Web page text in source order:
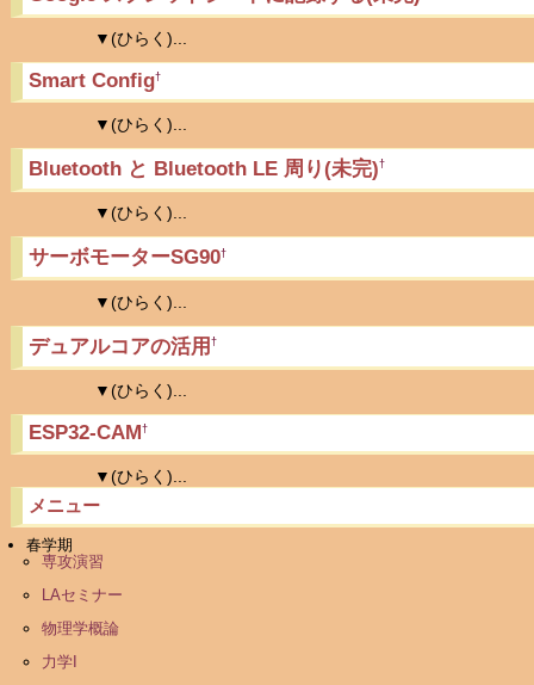
メニュー
春学期
専攻演習
LAセミナー
物理学概論
力学I
▼(ひらく)...
Smart Config†
▼(ひらく)...
Bluetooth と Bluetooth LE 周り(未完)†
▼(ひらく)...
サーボモーターSG90†
▼(ひらく)...
デュアルコアの活用 †
▼(ひらく)...
ESP32-CAM †
▼(ひらく)...